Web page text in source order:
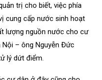
trị cho biết, việc phía
cung cấp nước sinh hoạt
lượng nguồn nước cho cư
Nội – ông Nguyễn Đức
lý dứt điểm.